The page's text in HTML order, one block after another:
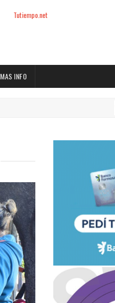
Tutiempo.net
MAS INFO